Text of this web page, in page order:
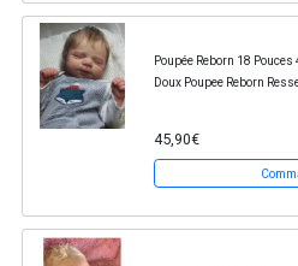
Poupée Reborn 18
Doux Poupee Reborn
45,90€